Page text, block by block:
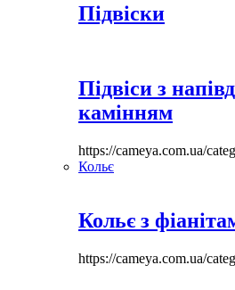
Підвіски
Підвіси з
камінням
https://cameya.com.ua/
Кольє
Кольє з
https://cameya.com.ua/